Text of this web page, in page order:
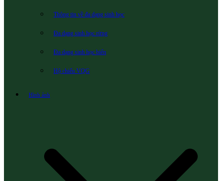
Thông tin về đa dạng sinh học
Đa dạng sinh học rừng
Đa dạng sinh học biển
Hộ chiếu VQG
Hình ảnh